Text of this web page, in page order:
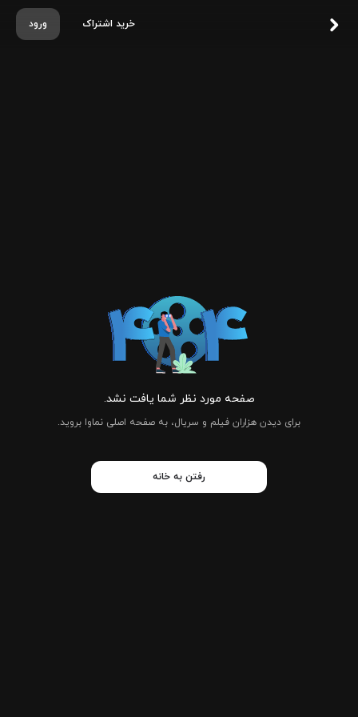
ورود خرید اشتراک
صفحه مورد نظر شما یافت نشد.
برای دیدن هزاران فیلم و سریال، به صفحه اصلی نماوا بروید.
رفتن به خانه